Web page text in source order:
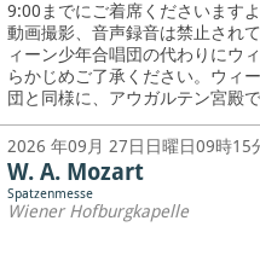
9:00までにご着席くださいます
動画撮影、音声録音は禁止され
ィーン少年合唱団の代わりにウ
らかじめご了承ください。ウィ
団と同様に、アウガルテン宮殿
2026 年09月 27日日曜日09時15
W. A. Mozart
Spatzenmesse
Wiener Hofburgkapelle